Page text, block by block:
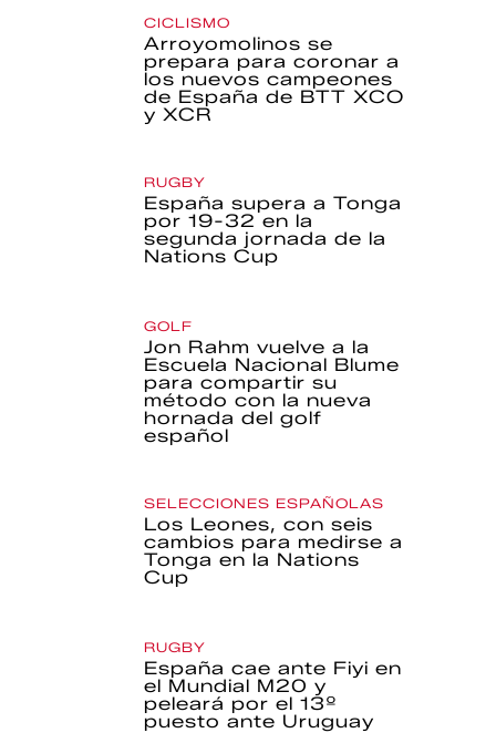
CICLISMO
Arroyomolinos se
prepara para coronar a
los nuevos campeones
de España de BTT XCO
y XCR
RUGBY
España supera a Tonga
por 19-32 en la
segunda jornada de la
Nations Cup
GOLF
Jon Rahm vuelve a la
Escuela Nacional Blume
para compartir su
método con la nueva
hornada del golf
español
SELECCIONES ESPAÑOLAS
Los Leones, con seis
cambios para medirse a
Tonga en la Nations
Cup
RUGBY
España cae ante Fiyi en
el Mundial M20 y
peleará por el 13º
puesto ante Uruguay